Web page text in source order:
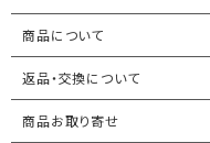
商品について
返品・交換について
商品お取り寄せ